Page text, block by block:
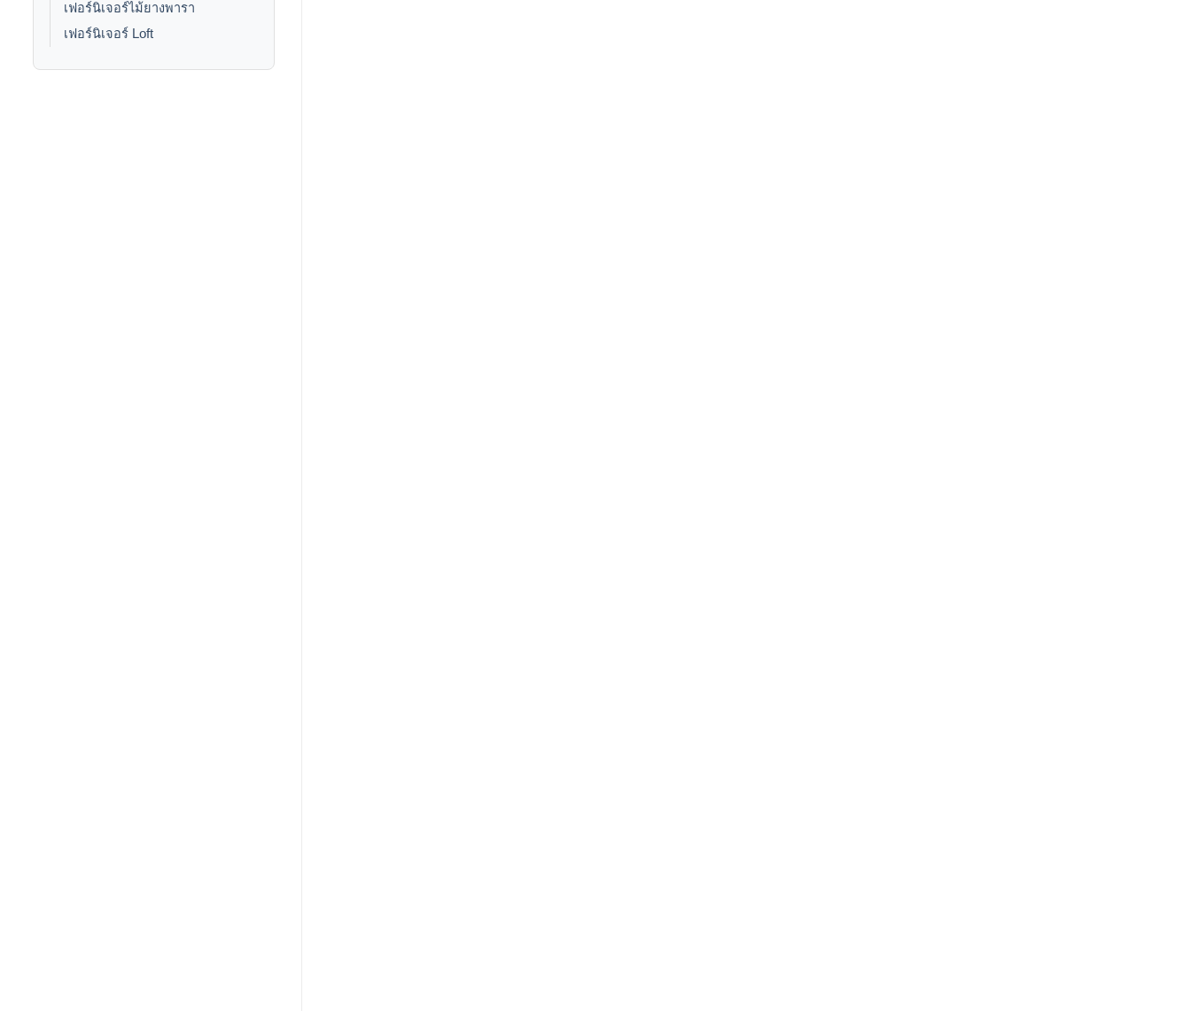
เฟอร์นิเจอร์ไม้ยางพารา
เฟอร์นิเจอร์ Loft